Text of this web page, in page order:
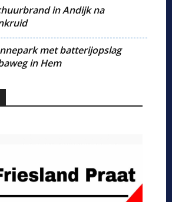
in Andijk na
met batterijopslag
in Hem